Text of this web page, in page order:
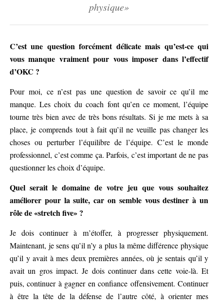
physique»
C’est une question forcément délicate mais qu’est-ce qui
vous manque vraiment pour vous imposer dans l’effectif
d’OKC ?
Pour moi, ce n’est pas une question de savoir ce qu’il me
manque. Les choix du coach font qu’en ce moment, l’équipe
tourne très bien avec de très bons résultats. Si je me mets à sa
place, je comprends tout à fait qu’il ne veuille pas changer les
choses ou perturber l’équilibre de l’équipe. C’est le monde
professionnel, c’est comme ça. Parfois, c’est important de ne pas
questionner les choix d’équipe.
Quel serait le domaine de votre jeu que vous souhaitez
améliorer pour la suite, car on semble vous destiner à un
rôle de «stretch five» ?
Je dois continuer à m’étoffer, à progresser physiquement.
Maintenant, je sens qu’il n’y a plus la même différence physique
qu’il y avait à mes deux premières années, où je sentais qu’il y
avait un gros impact. Je dois continuer dans cette voie-là. Et
puis, continuer à gagner en confiance offensivement. Continuer
à être la tête de la défense de l’autre côté, à orienter mes